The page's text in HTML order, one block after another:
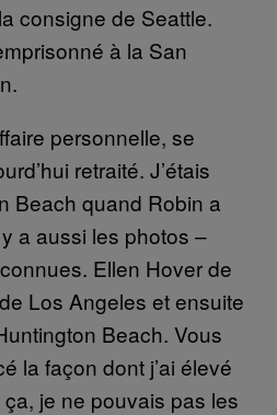
consigne de Seattle.
à la San
personnelle, se
retraité. J’étais
Beach quand Robin a
a aussi les photos –
Ellen Hover de
Los Angeles et ensuite
Beach. Vous
la façon dont j’ai élevé
je ne pouvais pas les